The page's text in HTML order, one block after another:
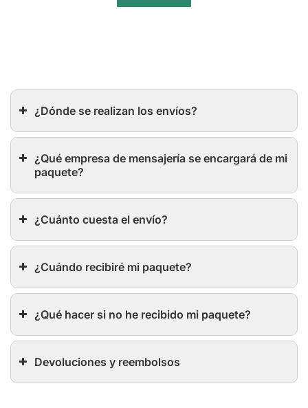
¿Dónde se realizan los envíos?
¿Qué empresa de mensajería se encargará de mi
paquete?
¿Cuánto cuesta el envío?
¿Cuándo recibiré mi paquete?
¿Qué hacer si no he recibido mi paquete?
Devoluciones y reembolsos